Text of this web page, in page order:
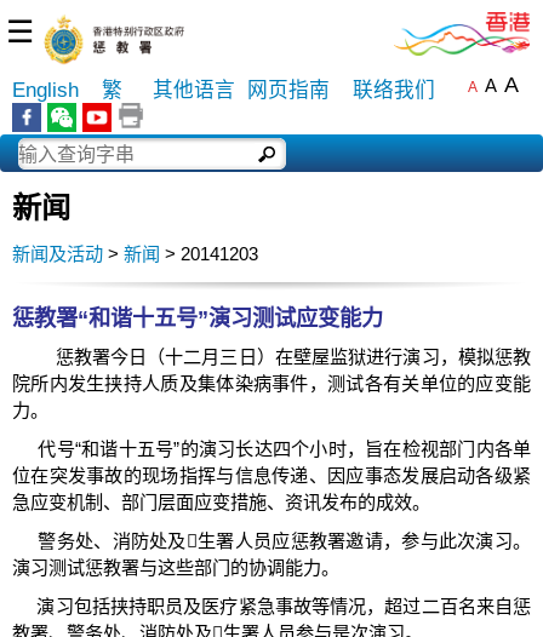
☰
English 繁 其他语言 网页指南 联络我们 A A A
新闻
新闻及活动 > 新闻 > 20141203
惩教署“和谐十五号”演习测试应变能力
惩教署今日（十二月三日）在壁屋监狱进行演习，模拟惩教
院所内发生挟持人质及集体染病事件，测试各有关单位的应变能
力。
代号“和谐十五号”的演习长达四个小时，旨在检视部门内各单
位在突发事故的现场指挥与信息传递、因应事态发展启动各级紧
急应变机制、部门层面应变措施、资讯发布的成效。
警务处、消防处及生署人员应惩教署邀请，参与此次演习。
演习测试惩教署与这些部门的协调能力。
演习包括挟持职员及医疗紧急事故等情况，超过二百名来自惩